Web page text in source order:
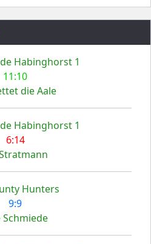
Habinghorst 1
11:10
die Aale
Habinghorst 1
6:14
Hunters
9:9
Schmiede